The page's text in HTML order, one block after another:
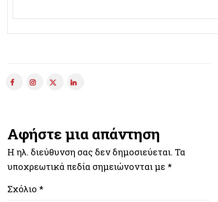
Αφήστε μια απάντηση
Η ηλ. διεύθυνση σας δεν δημοσιεύεται. Τα
υποχρεωτικά πεδία σημειώνονται με *
Σχόλιο *